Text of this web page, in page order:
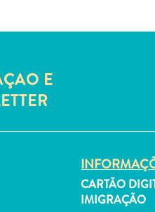
E
CARTÃO
IMIGRAÇÃO